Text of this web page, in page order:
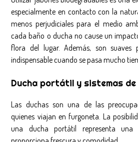
especialmente en contacto con la
menos perjudiciales para el medio
cada baño o ducha no cause un
flora del lugar. Además, son
indispensable cuando se pasa mucho
Ducha portátil y sistemas de
Las duchas son una de las
quienes viajan en furgoneta. La
una ducha portátil representa una